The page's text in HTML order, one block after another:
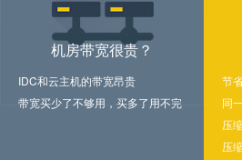
机房带宽很贵？
IDC和云主机的带宽昂贵
带宽买少了不够用，买多了用不完
节
同
压
压